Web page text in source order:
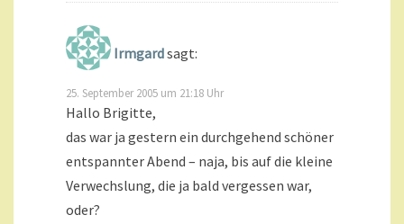
Irmgardsagt:
25. September 2005 um 21:18 Uhr
Hallo Brigitte,
das war ja gestern ein durchgehend schöner
entspannter Abend – naja, bis auf die kleine
Verwechslung, die ja bald vergessen war,
oder?